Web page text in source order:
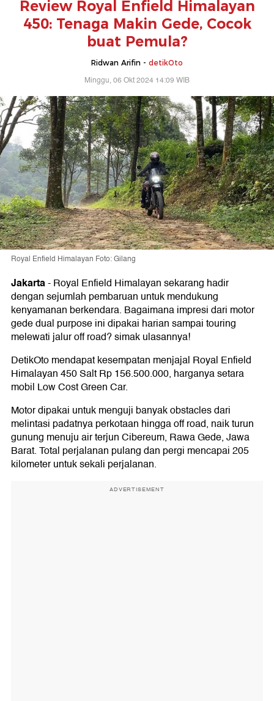
Review Royal Enfield Himalayan
450: Tenaga Makin Gede, Cocok
buat Pemula?
Ridwan Arifin - detikOto
Minggu, 06 Okt 2024 14:09 WIB
Royal Enfield Himalayan Foto: Gilang
Jakarta-Royal Enfield Himalayan sekarang hadir
dengan sejumlah pembaruan untuk mendukung
kenyamanan berkendara. Bagaimana impresi dari motor
gede dual purpose ini dipakai harian sampai touring
melewati jalur off road? simak ulasannya!
DetikOto mendapat kesempatan menjajal Royal Enfield
Himalayan 450 Salt Rp 156.500.000, harganya setara
mobil Low Cost Green Car.
Motor dipakai untuk menguji banyak obstacles dari
melintasi padatnya perkotaan hingga off road, naik turun
gunung menuju air terjun Cibereum, Rawa Gede, Jawa
Barat. Total perjalanan pulang dan pergi mencapai 205
kilometer untuk sekali perjalanan.
ADVERTISEMENT